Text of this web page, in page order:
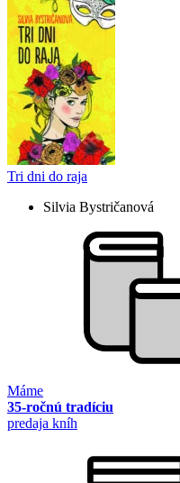
Tri dni do raja
Silvia Bystričanová
Máme
35-ročnú tradíciu
predaja kníh